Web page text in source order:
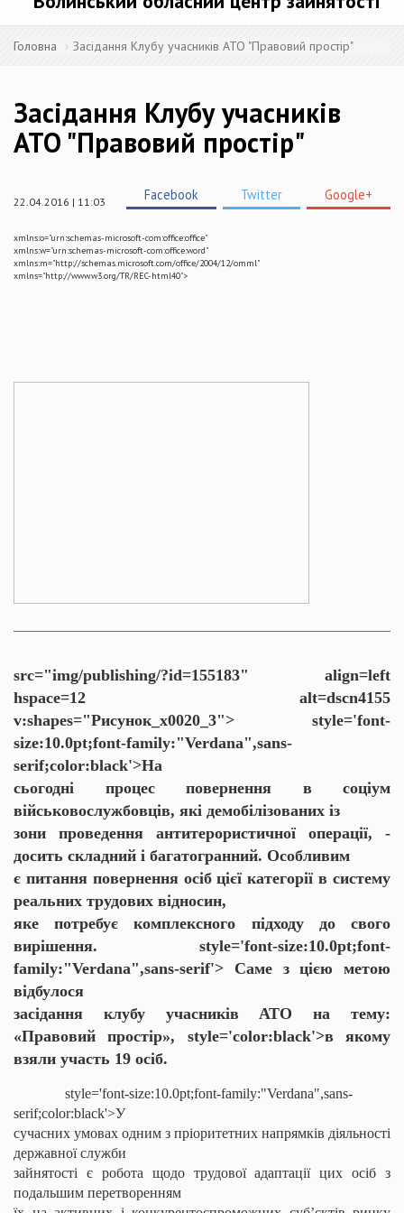
Головна Засідання Клубу учасників АТО "Правовий простір"
Засідання Клубу учасників
АТО "Правовий простір"
22.04.2016 | 11:03 Facebook Twitter Google+
xmlns:o="urn:schemas-microsoft-com:office:office"
xmlns:w="urn:schemas-microsoft-com:office:word"
xmlns:m="http://schemas.microsoft.com/office/2004/12/omml"
xmlns="http://www.w3.org/TR/REC-html40">
src="img/publishing/?id=155183" align=left
hspace=12 alt=dscn4155
v:shapes="Рисунок_x0020_3"> style='font-
size:10.0pt;font-family:"Verdana",sans-
serif;color:black'>На
сьогодні процес повернення в соціум
військовослужбовців, які демобілізованих із
зони проведення антитерористичної операції, -
досить складний і багатогранний. Особливим
є питання повернення осіб цієї категорії в систему
реальних трудових відносин,
яке потребує комплексного підходу до свого
вирішення. style='font-size:10.0pt;font-
family:"Verdana",sans-serif'> Саме з цією метою
відбулося
засідання клубу учасників АТО на тему:
«Правовий простір», style='color:black'>в якому
взяли участь 19 осіб.
style='font-size:10.0pt;font-family:"Verdana",sans-
serif;color:black'>У
сучасних умовах одним з пріоритетних напрямків діяльності
державної служби
зайнятості є робота щодо трудової адаптації цих осіб з
подальшим перетворенням